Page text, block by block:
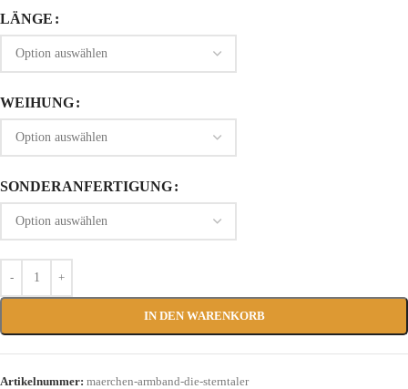
LÄNGE
WEIHUNG
SONDERANFERTIGUNG
IN DEN WARENKORB
Artikelnummer: maerchen-armband-die-sterntaler